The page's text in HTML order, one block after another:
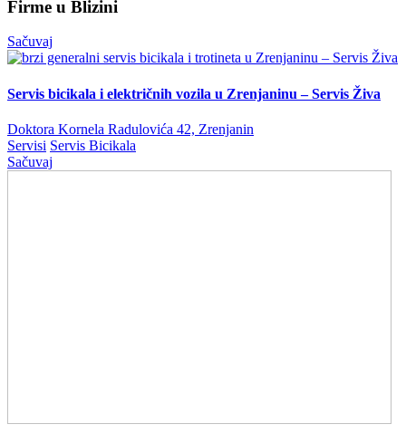
Firme u Blizini
Sačuvaj
Servis bicikala i električnih vozila u Zrenjaninu – Servis Živa
Doktora Kornela Radulovića 42, Zrenjanin
Servisi Servis Bicikala
Sačuvaj